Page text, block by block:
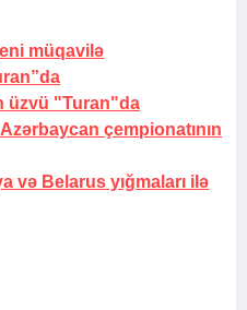
müqavilə
üzvü "Turan"da
çempionatının
və Belarus yığmaları ilə